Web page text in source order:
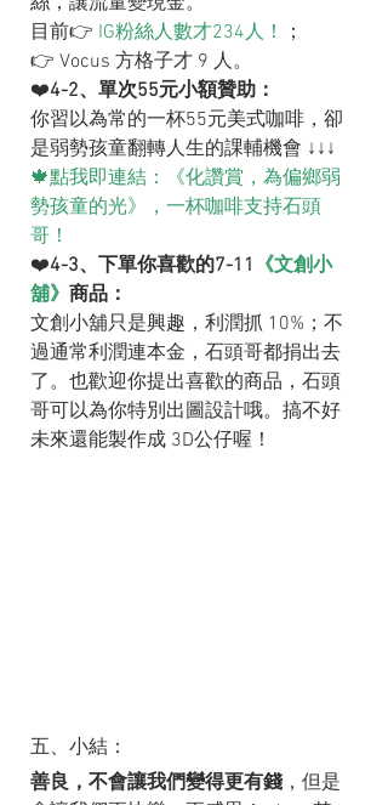
目前👉 IG粉絲人數才234人！
；
👉 Vocus 方格子才 9 人。
❤️4-2、單次55元小額贊助：
你習以為常的一杯55元美式咖啡，卻
是弱勢孩童翻轉人生的課輔機會 ↓↓↓
🍁點我即連結：《化讚賞，為偏鄉弱
勢孩童的光》，一杯咖啡支持石頭
哥！
❤️4-3、下單你喜歡的7-11 《文創小
舖》 商品：
文創小舖只是興趣，利潤抓 10%；不
過通常利潤連本金，石頭哥都捐出去
了。也歡迎你提出喜歡的商品，石頭
哥可以為你特別出圖設計哦。搞不好
未來還能製作成 3D公仔喔！
五、小結：
善良，不會讓我們變得更有錢 ，但是